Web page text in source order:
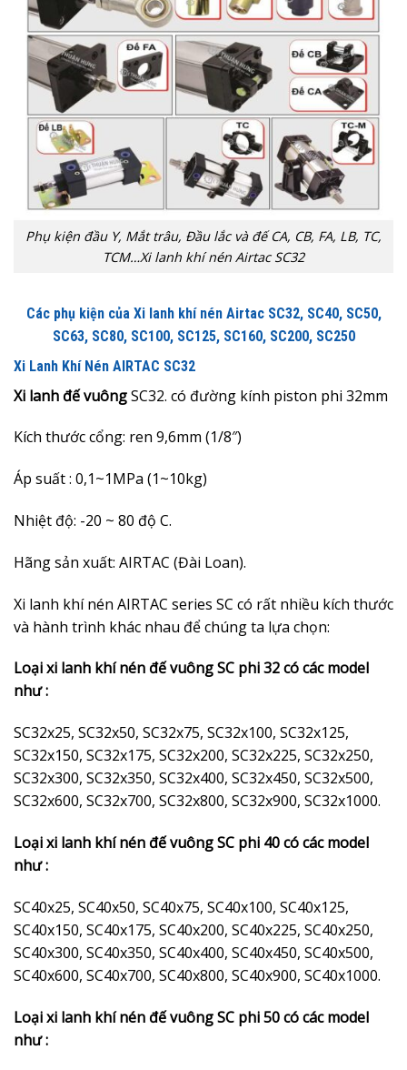
Phụ kiện đầu Y, Mắt trâu, Đầu lắc và đế CA, CB, FA, LB, TC,
TCM…Xi lanh khí nén Airtac SC32
Các phụ kiện của Xi lanh khí nén Airtac SC32, SC40, SC50,
SC63, SC80, SC100, SC125, SC160, SC200, SC250
Xi Lanh Khí Nén AIRTAC SC32
Xi lanh đế vuôngSC32. có đường kính piston phi 32mm
Kích thước cổng: ren 9,6mm (1/8″)
Áp suất : 0,1~1MPa (1~10kg)
Nhiệt độ: -20 ~ 80 độ C.
Hãng sản xuất: AIRTAC (Đài Loan).
Xi lanh khí nén AIRTAC series SC có rất nhiều kích thước
và hành trình khác nhau để chúng ta lựa chọn:
Loại xi lanh khí nén đế vuông SC phi 32 có các model
như :
SC32x25, SC32x50, SC32x75, SC32x100, SC32x125,
SC32x150, SC32x175, SC32x200, SC32x225, SC32x250,
SC32x300, SC32x350, SC32x400, SC32x450, SC32x500,
SC32x600, SC32x700, SC32x800, SC32x900, SC32x1000.
Loại xi lanh khí nén đế vuông SC phi 40 có các model
như :
SC40x25, SC40x50, SC40x75, SC40x100, SC40x125,
SC40x150, SC40x175, SC40x200, SC40x225, SC40x250,
SC40x300, SC40x350, SC40x400, SC40x450, SC40x500,
SC40x600, SC40x700, SC40x800, SC40x900, SC40x1000.
Loại xi lanh khí nén đế vuông SC phi 50 có các model
như :